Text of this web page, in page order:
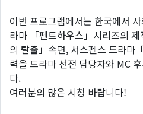
이번 프로그램에서는 한국에서
라마 「펜트하우스」시리즈의
의 탈출」속편, 서스펜스 드라마
력을 드라마 선전 담당자와 MC
다.
여러분의 많은 시청 바랍니다!